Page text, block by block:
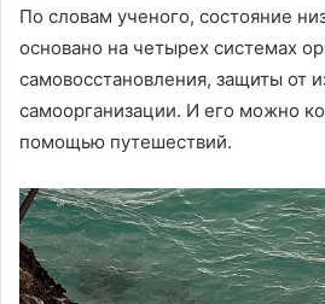
По словам ученого, состояние
основано на четырех системах
самовосстановления, защиты от
самоорганизации. И его можно
помощью путешествий.